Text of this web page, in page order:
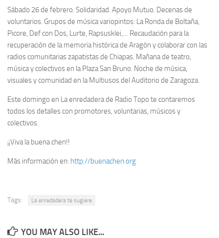
Sábado 26 de febrero. Solidaridad. Apoyo Mutuo. Decenas de
voluntarios. Grupos de música variopintos: La Ronda de Boltaña,
Picore, Def con Dos, Lurte, Rapsusklei,… Recaudación para la
recuperación de la memoria histórica de Aragón y colaborar con las
radios comunitarias zapatistas de Chiapas. Mañana de teatro,
música y colectivos en la Plaza San Bruno. Noche de música,
visuales y comunidad en la Multiusos del Auditorio de Zaragoza.
Este domingo en La enredadera de Radio Topo te contaremos
todos los detalles con promotores, voluntarias, músicos y
colectivos.
¡¡Viva la buena chen!!
Más información en: http://buenachen.org
Tags: La enredadera te sugiere
YOU MAY ALSO LIKE...